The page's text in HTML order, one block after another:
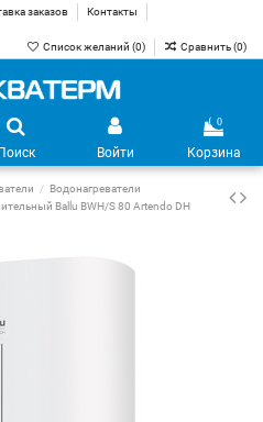
заказов
Контакты
Список желаний (0) Сравнить (0)
Войти
0
Корзина
Водонагреватели
Ballu BWH/S 80 Artendo DH